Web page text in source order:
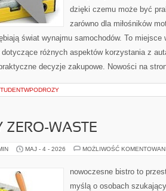
dzięki czemu może być
zarówno dla miłośników
świat wynajmu samochodów. To
różnych aspektów korzystania z
decyzje zakupowe. Nowości na
ZERO-WASTE
MAJ - 4 - 2026 MOŻLIWOŚĆ
nowoczesne bistro to
myślą o osobach